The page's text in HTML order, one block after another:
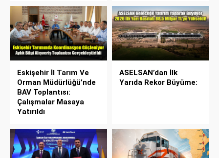
Eskişehir İl Tarım Ve
Orman Müdürlüğü’nde
BAV Toplantısı:
Çalışmalar Masaya
Yatırıldı
ASELSAN’dan İlk
Yarıda Rekor Büyüme: